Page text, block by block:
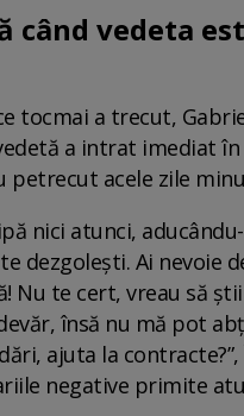
când vedeta
tocmai a trecut,
a intrat imediat
petrecut acele zile
nici atunci,
dezgolești. Ai nevoie
Nu te cert, vreau să
însă nu mă pot
ajuta la
negative primite